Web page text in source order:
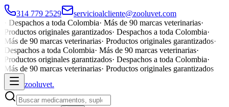
314 779 2529
servicioalcliente@zooluvet.com
Despachos a toda Colombia· Más de 90 marcas veterinarias·
Productos originales garantizados· Despachos a toda Colombia·
Más de 90 marcas veterinarias· Productos originales garantizados·
Despachos a toda Colombia· Más de 90 marcas veterinarias·
Productos originales garantizados· Despachos a toda Colombia·
Más de 90 marcas veterinarias· Productos originales garantizados
zooluvet.